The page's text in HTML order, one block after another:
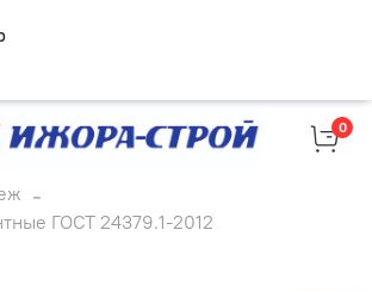
0
ГОСТ 24379.1-2012